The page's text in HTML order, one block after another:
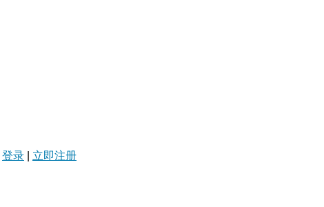
登录 立即注册